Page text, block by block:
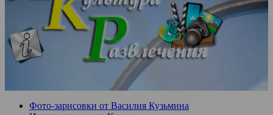
Фото-зарисовки от Василия Кузьмина